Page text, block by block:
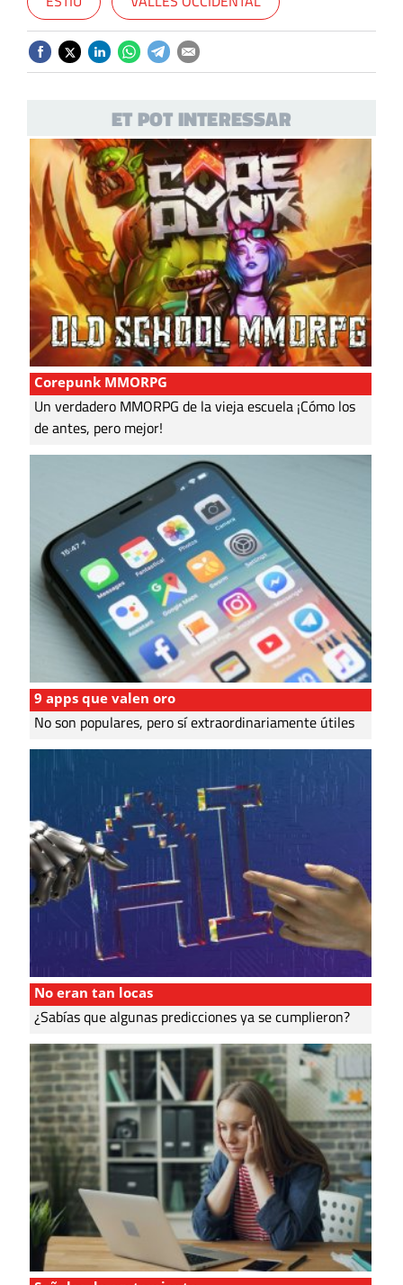
ET POT INTERESSAR
Corepunk MMORPG
Un verdadero MMORPG de la vieja escuela ¡Cómo los
de antes, pero mejor!
9 apps que valen oro
No son populares, pero sí extraordinariamente útiles
No eran tan locas
¿Sabías que algunas predicciones ya se cumplieron?